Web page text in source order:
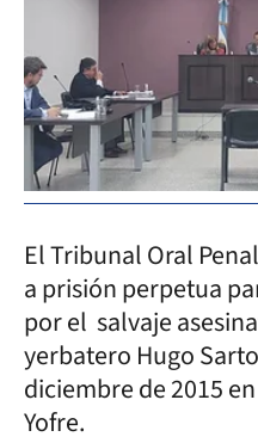
El Tribunal Oral
a prisión perpetua
por el salvaje
yerbatero Hugo
diciembre de 2015
Yofre.